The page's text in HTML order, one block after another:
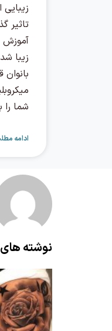
تاثیر
آموزش
زیبا
شما را
ادامه
نوشته